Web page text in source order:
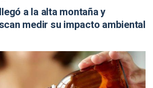
a la alta montaña y
medir su impacto ambiental